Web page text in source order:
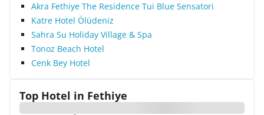
Akra Fethiye The Residence Tui Blue Sensatori
Katre Hotel Ölüdeniz
Sahra Su Holiday Village & Spa
Tonoz Beach Hotel
Cenk Bey Hotel
Top Hotel in Fethiye